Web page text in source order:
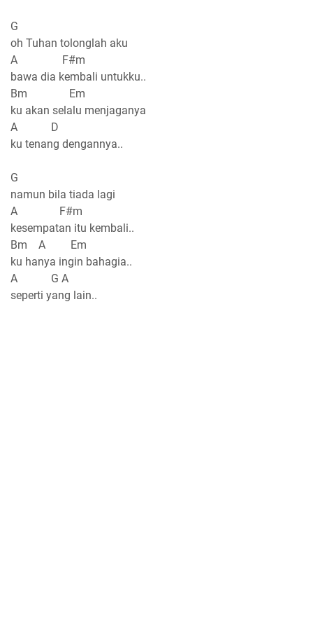
G
oh Tuhan tolonglah aku
A F#m
bawa dia kembali untukku..
Bm Em
ku akan selalu menjaganya
A D
ku tenang dengannya..
G
namun bila tiada lagi
A F#m
kesempatan itu kembali..
Bm A Em
ku hanya ingin bahagia..
A G A
seperti yang lain..